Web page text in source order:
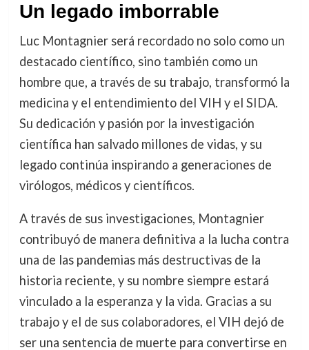
Un legado imborrable
Luc Montagnier será recordado no solo como un
destacado científico, sino también como un
hombre que, a través de su trabajo, transformó la
medicina y el entendimiento del VIH y el SIDA.
Su dedicación y pasión por la investigación
científica han salvado millones de vidas, y su
legado continúa inspirando a generaciones de
virólogos, médicos y científicos.
A través de sus investigaciones, Montagnier
contribuyó de manera definitiva a la lucha contra
una de las pandemias más destructivas de la
historia reciente, y su nombre siempre estará
vinculado a la esperanza y la vida. Gracias a su
trabajo y el de sus colaboradores, el VIH dejó de
ser una sentencia de muerte para convertirse en